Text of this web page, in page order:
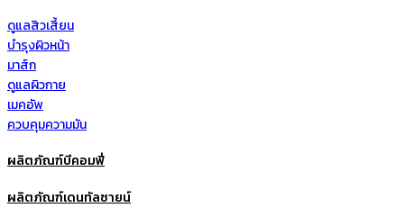
ดูแลสิวเสี้ยน
บำรุงผิวหน้า
มาส์ก
ดูแลผิวกาย
เมคอัพ
ควบคุมความมัน
ผลิตภัณฑ์บีคอมฟี่
ผลิตภัณฑ์เดนทัลซายน์